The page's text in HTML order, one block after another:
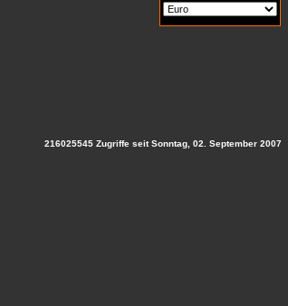
216025545 Zugriffe seit Sonntag, 02. September 2007